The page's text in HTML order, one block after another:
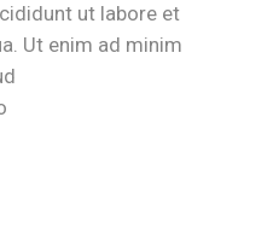
ut labore et
Ut enim ad minim